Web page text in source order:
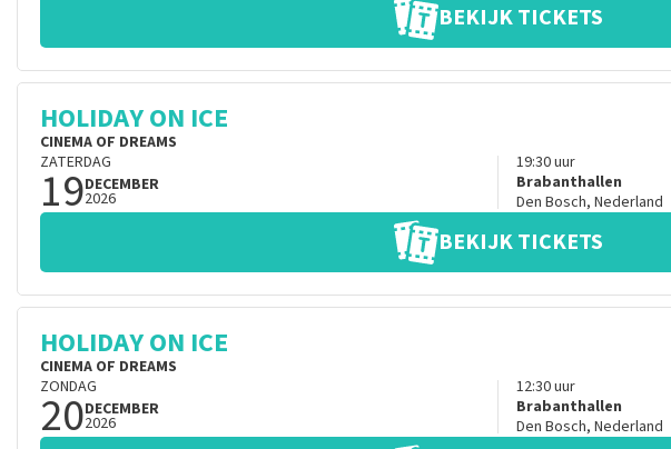
BEKIJK TICKETS
HOLIDAY ON ICE
CINEMA OF DREAMS
ZATERDAG
19DECEMBER
2026
19:30uur
Brabanthallen
Den Bosch, Nederland
BEKIJK TICKETS
HOLIDAY ON ICE
CINEMA OF DREAMS
ZONDAG
20DECEMBER
2026
12:30uur
Brabanthallen
Den Bosch, Nederland